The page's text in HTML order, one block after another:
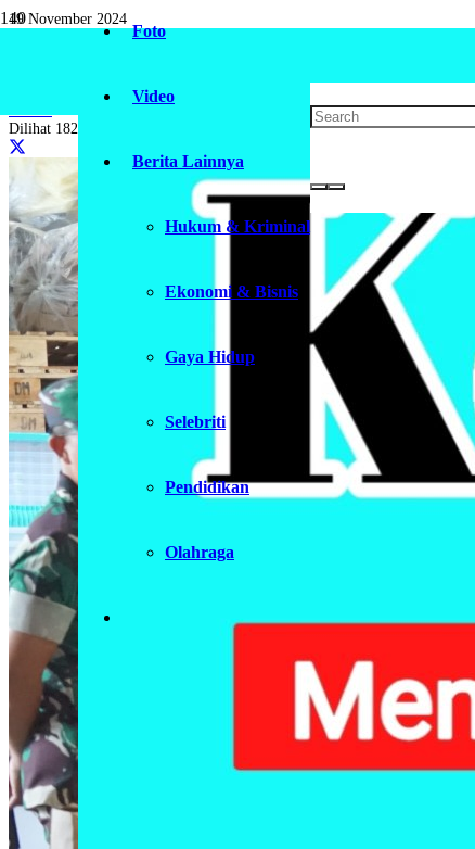
Foto
Video
Berita Lainnya
Hukum & Kriminal
Ekonomi & Bisnis
Gaya Hidup
Selebriti
Pendidikan
Olahraga
19 November 2024
Dilihat 182